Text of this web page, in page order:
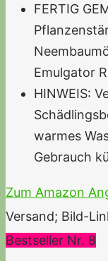
FERTIG
Emulgator
HINWEIS:
warmes
Gebrauch
Zum Amazon
Versand; Bild-
Bestseller Nr. 8